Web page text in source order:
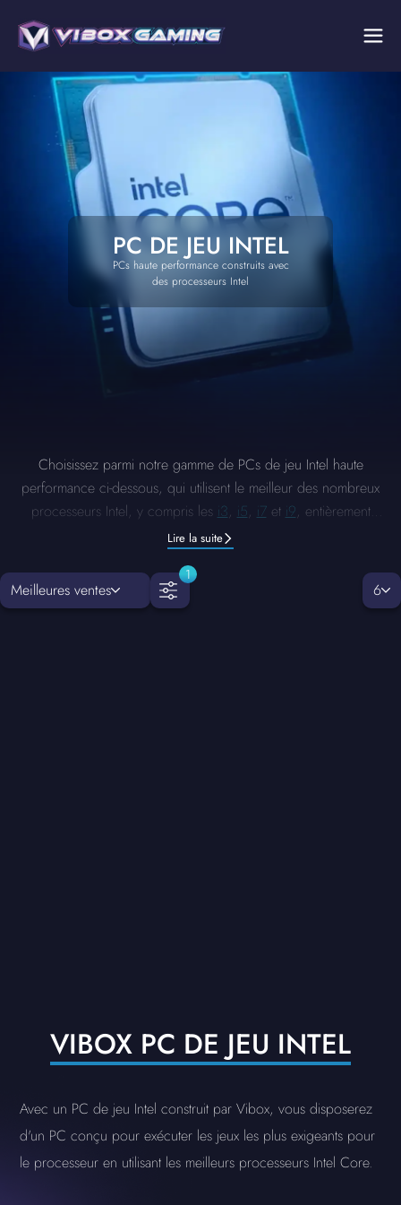
PC DE JEU INTEL
PCs haute performance construits avec
des processeurs Intel
Choisissez parmi notre gamme de PCs de jeu Intel haute
performance ci-dessous, qui utilisent le meilleur des nombreux
processeurs Intel, y compris les i3, i5, i7et i9, entièrement
optimisés pour répondre aux besoins de chaque joueur.
Lire la suite
Meilleures ventes
1
6
VIBOX PC DE JEU INTEL
Avec un PC de jeu Intel construit par Vibox, vous disposerez
d'un PC conçu pour exécuter les jeux les plus exigeants pour
le processeur en utilisant les meilleurs processeurs Intel Core.